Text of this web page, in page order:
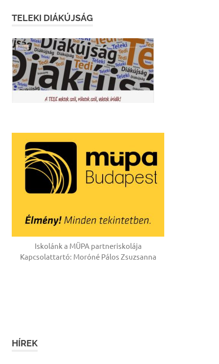
TELEKI DIÁKÚJSÁG
Iskolánk a MÜPA partneriskolája
Kapcsolattartó: Moróné Pálos Zsuzsanna
HÍREK